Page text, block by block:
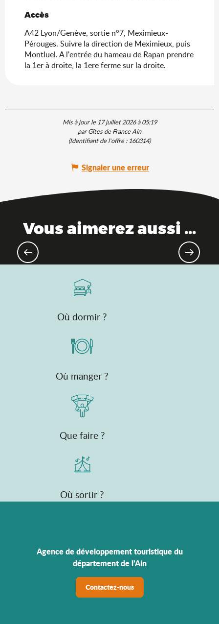
Accès
Accès
A42 Lyon/Genève, sortie n°7, Meximieux-
Pérouges. Suivre la direction de Meximieux, puis
Montluel. A l'entrée du hameau de Rapan prendre
la 1er à droite, la 1ere ferme sur la droite.
Mis à jour le 17 juillet 2026 à 05:19
par Gîtes de France Ain
(Identifiant de l'offre :160314)
Signaler une erreur
Vous aimerez aussi ...
10 raisons de ne pas passer à côté
Où dormir ?
Où manger ?
Que faire ?
Où sortir ?
Agence de développement touristique du
département de l’Ain
Contactez-nous